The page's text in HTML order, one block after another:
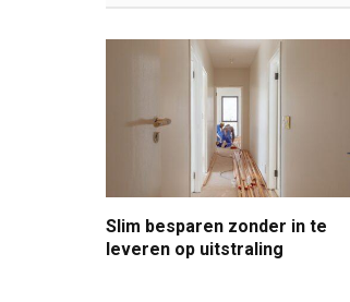
Slim besparen zonder in te
leveren op uitstraling